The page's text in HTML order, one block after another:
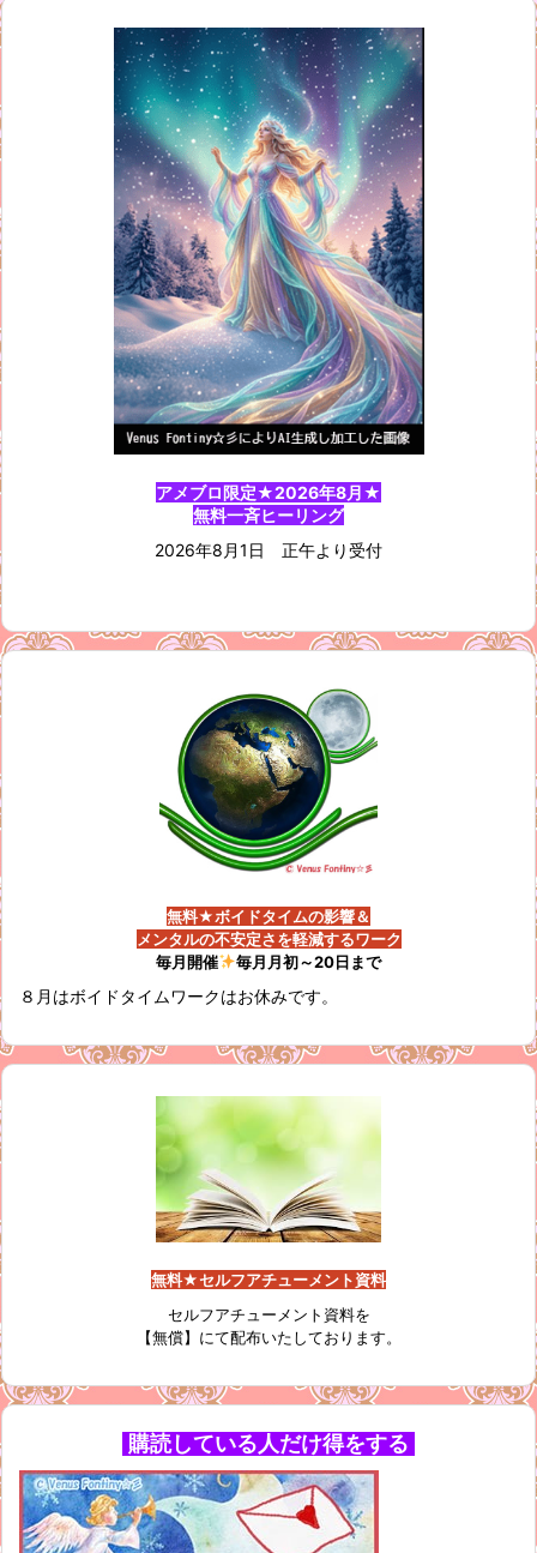
アメブロ限定★2026年8月★
無料一斉ヒーリング
2026年8月1日 正午より受付
無料★ボイドタイムの影響＆
メンタルの不安定さを軽減するワーク
毎月開催
毎月月初～20日まで
８月はボイドタイムワークはお休みです。
無料★セルフアチューメント資料
セルフアチューメント資料を
【無償】にて配布いたしております。
購読している人だけ得をする